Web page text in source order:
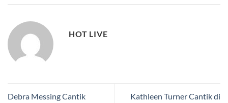
HOT LIVE
Debra Messing Cantik
Kathleen Turner Cantik di